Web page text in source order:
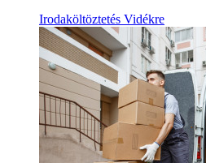
Irodaköltöztetés Vidékre